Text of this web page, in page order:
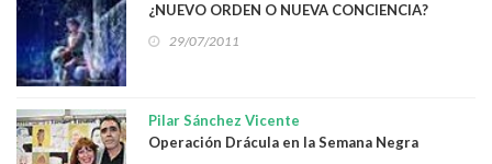
¿NUEVO ORDEN O NUEVA CONCIENCIA?
29/07/2011
Pilar Sánchez Vicente
Operación Drácula en la Semana Negra